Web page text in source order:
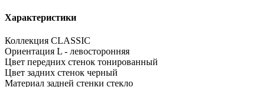
Характеристики
Коллекция CLASSIC
Ориентация L - левосторонняя
Цвет передних стенок тонированный
Цвет задних стенок черный
Материал задней стенки стекло